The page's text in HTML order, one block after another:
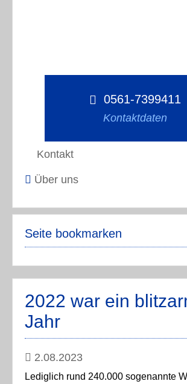
0561-7399411
Kontaktdaten
Kontakt
Über uns
Seite bookmarken
2022 war ein
Jahr
2.08.2023
Lediglich rund 240.000 sogenannte